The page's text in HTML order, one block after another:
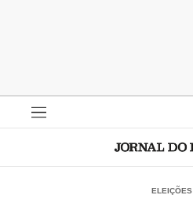
ELEIÇÕES